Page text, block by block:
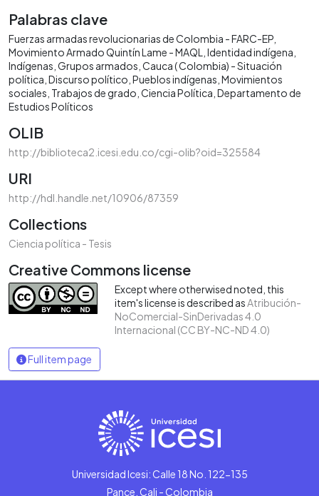
Palabras clave
Fuerzas armadas revolucionarias de Colombia - FARC-EP
Movimiento Armado Quintín Lame - MAQL
Identidad indígena
Indígenas Grupos armados Cauca ( Colombia) - Situación
política Discurso político Pueblos indígenas Movimientos
sociales Trabajos de grado Ciencia Política Departamento de
Estudios Políticos
OLIB
http://biblioteca2.icesi.edu.co/cgi-olib?oid=325584
URI
http://hdl.handle.net/10906/87359
Collections
Ciencia política - Tesis
Creative Commons license
Except where otherwised noted, this
item's license is described asAtribución-
NoComercial-SinDerivadas 4.0
Internacional (CC BY-NC-ND 4.0)
Full item page
Universidad Icesi: Calle 18 No. 122-135
Pance, Cali - Colombia